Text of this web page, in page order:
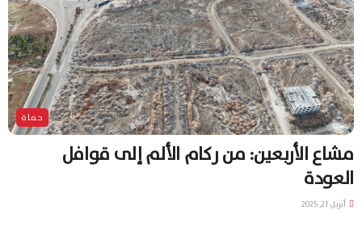
حماة
مشاع الأربعين: من ركام الألم إلى قوافل
العودة
أبريل 21, 2025